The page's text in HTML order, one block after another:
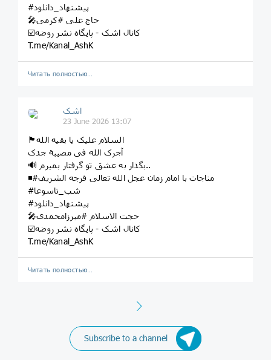
#پیشنهاد_دانلود
🎤حاج علی #کرمی
☑️کانال اشک - پایگاه نشر روضه
T.me/Kanal_AshK
Читать полностью…
اشک
23 June 2026 13:07
🏴السلام علیک یا بقیه الله
آجرک الله فی مصیبة جدک
🔊 بگذار به عشق تو گرفتار بمیرم..
◾️#مناجات با امام زمان عجل الله تعالی فرجه الشریف
#شب_تاسوعا
#پیشنهاد_دانلود
🎤حجت الاسلام #میرزامحمدی
☑️کانال اشک - پایگاه نشر روضه
T.me/Kanal_AshK
Читать полностью…
Next
Subscribe to a channel